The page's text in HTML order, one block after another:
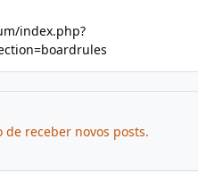
index.php?
receber novos posts.